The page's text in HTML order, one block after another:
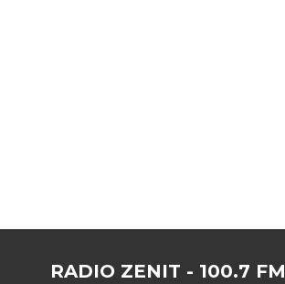
RADIO ZENIT - 100.7 FM